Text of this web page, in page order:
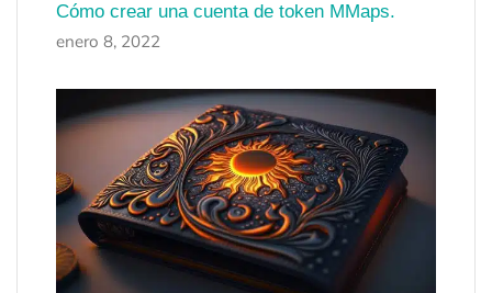
Cómo crear una cuenta de token MMaps.
enero 8, 2022